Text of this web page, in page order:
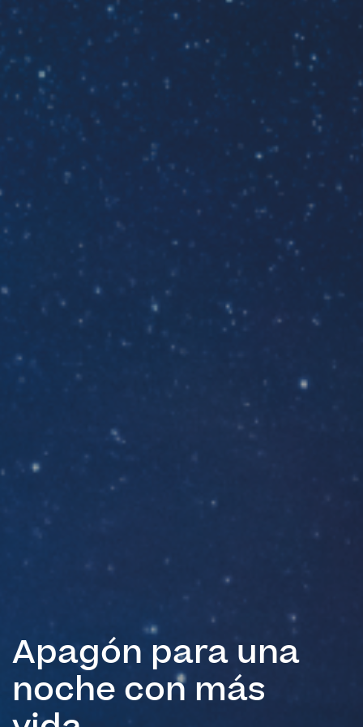
Planes Directores de Iluminación
del Concejo
EN
Apagón para una
noche con más